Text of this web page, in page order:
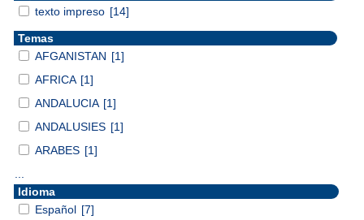
texto impreso [14]
Temas
AFGANISTAN [1]
AFRICA [1]
ANDALUCIA [1]
ANDALUSIES [1]
ARABES [1]
Idioma
Español [7]